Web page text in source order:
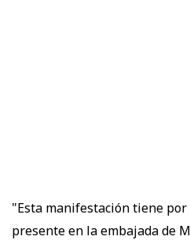
"Esta manifestación tiene
presente en la embajada de